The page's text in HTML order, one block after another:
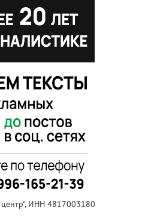
ИНН 4817003180